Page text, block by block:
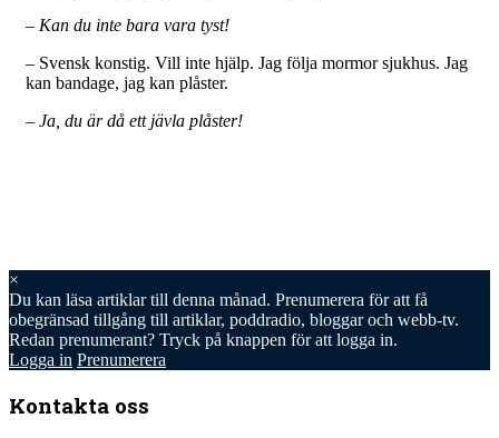
– Kan du inte bara vara tyst!
– Svensk konstig. Vill inte hjälp. Jag följa mormor sjukhus. Jag
kan bandage, jag kan plåster.
– Ja, du är då ett jävla plåster!
×
Du kan läsa artiklar till denna månad. Prenumerera för att få
obegränsad tillgång till artiklar, poddradio, bloggar och webb-tv.
Redan prenumerant? Tryck på knappen för att logga in.
Logga in Prenumerera
Kontakta oss